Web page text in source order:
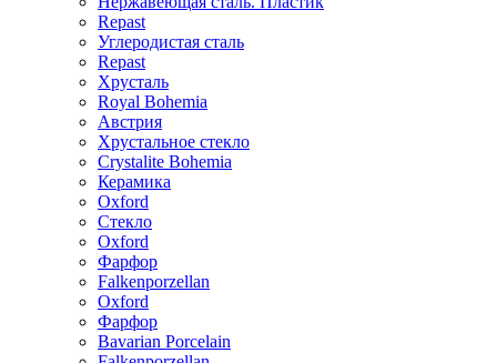
Repast
Углеродистая сталь
Repast
Хрусталь
Royal Bohemia
Австрия
Хрустальное стекло
Crystalite Bohemia
Керамика
Oxford
Стекло
Oxford
Фарфор
Falkenporzellan
Oxford
Фарфор
Bavarian Porcelain